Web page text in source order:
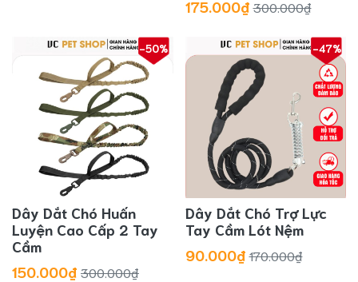
175.000₫ 300.000₫
-50%
Dây Dắt Chó Huấn
Luyện Cao Cấp 2 Tay
Cầm
150.000₫ 300.000₫
-47%
Dây Dắt Chó Trợ Lực
Tay Cầm Lót Nệm
90.000₫ 170.000₫